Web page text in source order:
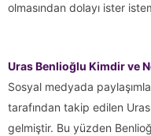
olmasından dolayı ister
Uras Benlioğlu Kimdir ve
Sosyal medyada
tarafından takip edilen
gelmiştir. Bu yüzden